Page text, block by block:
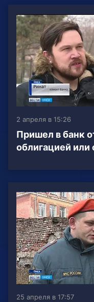
2 апреля в 15:26
Пришел в банк
облигацией или
25 апреля в 17:57